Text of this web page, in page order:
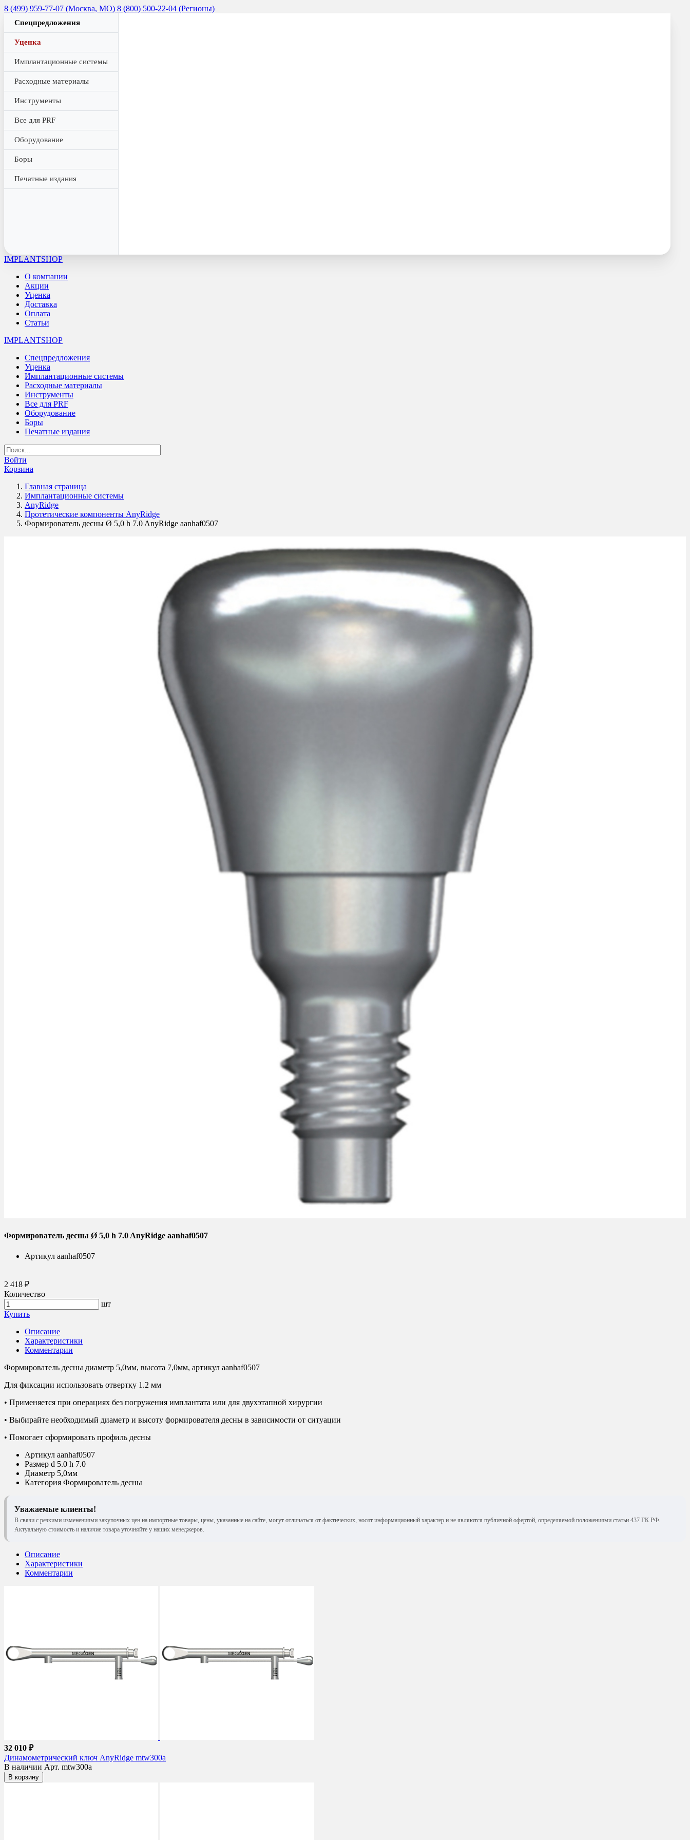
8 (499) 959-77-07 (Москва, МО) 8 (800) 500-22-04 (Регионы)
Спецпредложения
Уценка
Имплантационные системы
Расходные материалы
Инструменты
Все для PRF
Оборудование
Боры
Печатные издания
IMPLANTSHOP
О компании
Акции
Уценка
Доставка
Оплата
Статьи
IMPLANTSHOP
Спецпредложения
Уценка
Имплантационные системы
Расходные материалы
Инструменты
Все для PRF
Оборудование
Боры
Печатные издания
Войти
Корзина
Главная страница
Имплантационные системы
AnyRidge
Протетические компоненты AnyRidge
Формирователь десны Ø 5,0 h 7.0 AnyRidge aanhaf0507
Формирователь десны Ø 5,0 h 7.0 AnyRidge aanhaf0507
Артикул aanhaf0507
2 418 ₽
Количество
шт
Купить
Описание
Характеристики
Комментарии
Формирователь десны диаметр 5,0мм, высота 7,0мм, артикул aanhaf0507
Для фиксации использовать отвертку 1.2 мм
• Применяется при операциях без погружения имплантата или для двухэтапной хирургии
• Выбирайте необходимый диаметр и высоту формирователя десны в зависимости от ситуации
• Помогает сформировать профиль десны
Артикул aanhaf0507
Размер d 5.0 h 7.0
Диаметр 5,0мм
Категория Формирователь десны
Уважаемые клиенты!
В связи с резкими изменениями закупочных цен на импортные товары, цены, указанные на сайте, могут отличаться от фактических, носят информационный характер и не являются публичной офертой, определяемой положениями статьи 437 ГК РФ.
Актуальную стоимость и наличие товара уточняйте у наших менеджеров.
Описание
Характеристики
Комментарии
32 010 ₽
Динамометрический ключ AnyRidge mtw300a
В наличии Арт. mtw300a
В корзину